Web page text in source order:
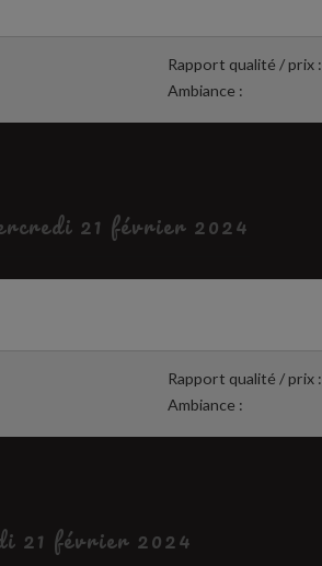
Rapport qualité / prix :
Ambiance :
21 février 2024
Rapport qualité / prix :
Ambiance :
21 février 2024